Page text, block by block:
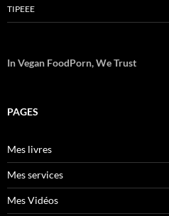
TIPEEE
In Vegan FoodPorn, We Trust
PAGES
Mes livres
Mes services
Mes Vidéos